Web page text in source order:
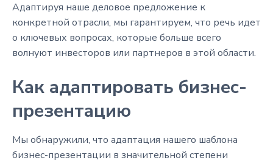
Адаптируя наше деловое предложение к
конкретной отрасли, мы гарантируем, что речь идет
о ключевых вопросах, которые больше всего
волнуют инвесторов или партнеров в этой области.
Как адаптировать бизнес-
презентацию
Мы обнаружили, что адаптация нашего шаблона
бизнес-презентации в значительной степени